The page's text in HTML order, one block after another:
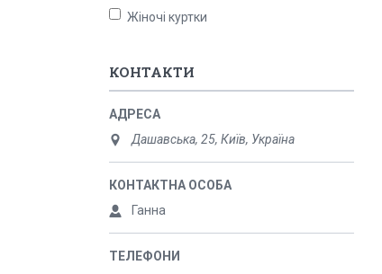
Жіночі куртки
КОНТАКТИ
Дашавська, 25, Київ, Україна
Ганна